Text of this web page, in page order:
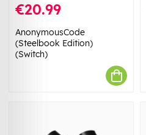
€20.99
AnonymousCode
(Steelbook Edition)
(Switch)